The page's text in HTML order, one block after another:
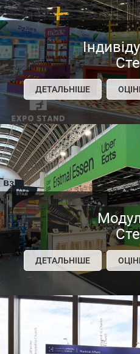
ДЕТАЛЬНІШЕ
ДЕТАЛЬНІШЕ